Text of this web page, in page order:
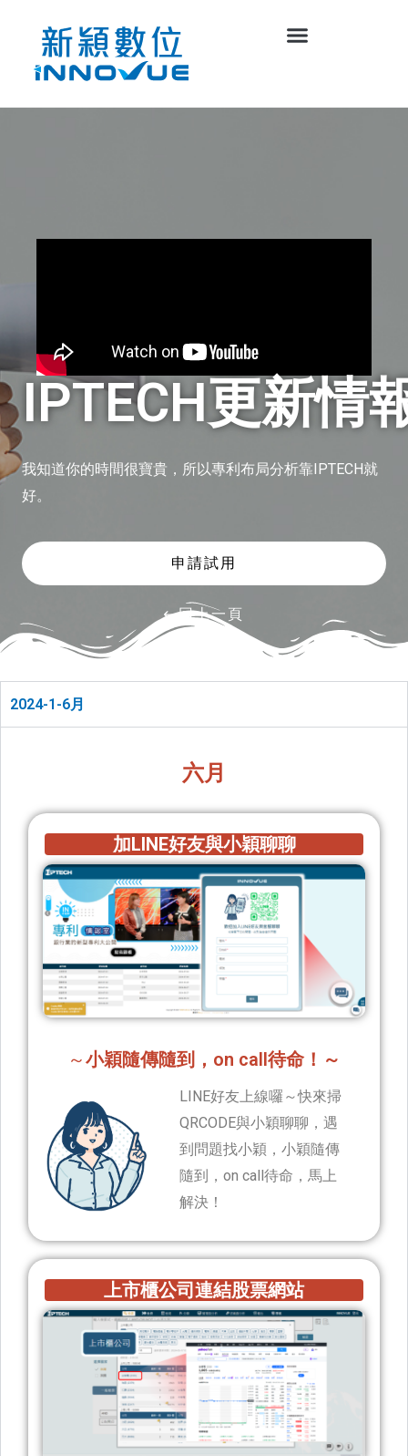
IPTECH更新情
我知道你的時間很寶貴，所以專利布局分析靠IPTECH就
好。
申請試用
回上一頁
2024-1-6月
六月
加LINE好友與小穎聊聊
～小穎隨傳隨到，on call待命！～
LINE好友上線囉～快來掃
QRCODE與小穎聊聊，遇
到問題找小穎，小穎隨傳
隨到，on call待命，馬上
解決！
上市櫃公司連結股票網站